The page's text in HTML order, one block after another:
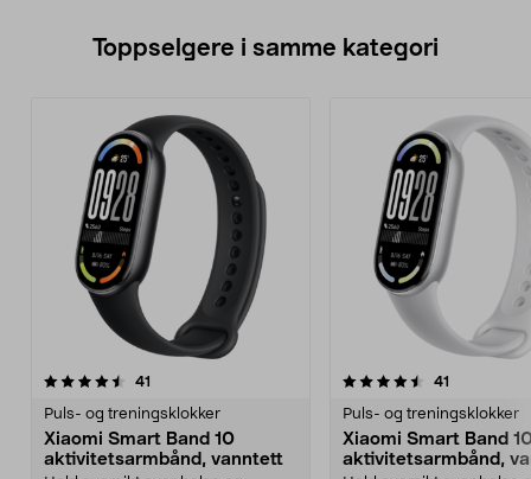
Toppselgere i samme kategori
41
Puls- og treningsklokker
Xiaomi Smart Band 10
aktivitetsarmbånd, vanntett
4.5 av 5 stjerner 41
Puls- og treningsklokker
Xiaomi Smart Band
aktivitetsarmbånd,
4.0 av 5 stjerner